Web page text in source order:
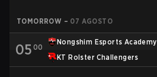
TOMORROW – 07 AGOSTO
05 00
Nongshim Esports Academy
KT Rolster Challengers